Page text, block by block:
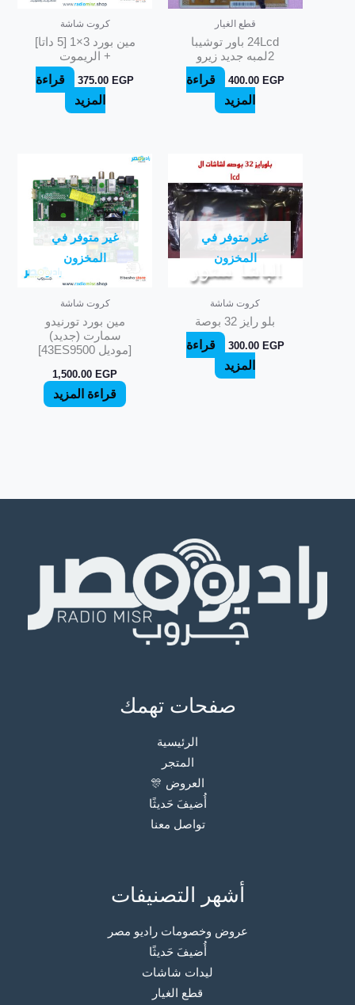
قطع الغيار
24Lcd باور توشيبا
2لمبه جديد زيرو
400.00 EGP
قراءة
المزيد
كروت شاشة
مين بورد 3×1 [5 داتا]
+ الريموت
375.00 EGP
قراءة
المزيد
غير متوفر في
المخزون
كروت شاشة
بلو رايز 32 بوصة
300.00 EGP
قراءة
المزيد
غير متوفر في
المخزون
كروت شاشة
مين بورد تورنيدو
سمارت (جديد)
[موديل 43ES9500]
1,500.00EGP
قراءة المزيد
صفحات تهمك
الرئيسية
المتجر
العروض 🎊
أُضيفَ حَديثًا
تواصل معنا
أشهر التصنيفات
عروض وخصومات راديو مصر
أُضيفَ حَديثًا
ليدات شاشات
قطع الغيار